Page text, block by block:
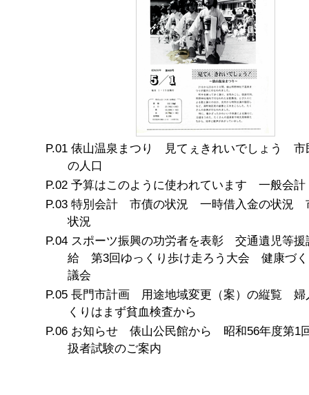
俵山温泉まつり 見てぇきれいでしょう
の人口
予算はこのように使われています 一般会計
特別会計 市債の状況 一時借入金の状況
状況
スポーツ振興の功労者を表彰 交通遺児等援
給 第3回ゆっくり歩け走ろう大会 健康づく
議会
長門市計画 用途地域変更（案）の縦覧 婦
くりはまず貧血検査から
お知らせ 俵山公民館から 昭和56年度第1
扱者試験のご案内